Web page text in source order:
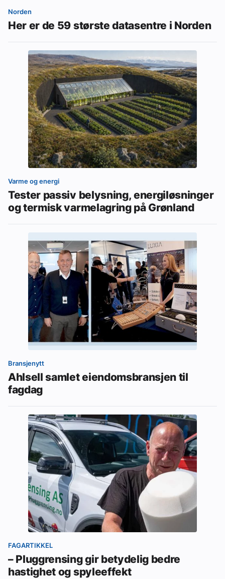
Norden
Her er de 59 største datasentre i Norden
Varme og energi
Tester passiv belysning, energiløsninger
og termisk varmelagring på Grønland
Bransjenytt
Ahlsell samlet eiendomsbransjen til
fagdag
FAGARTIKKEL
– Pluggrensing gir betydelig bedre
hastighet og spyleeffekt